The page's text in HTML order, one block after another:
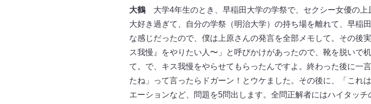
大鶴大学4年生のとき、早稲田大学の学祭で、セクシー女優の上
大好き過ぎて、自分の学祭（明治大学）の持ち場を離れて、早稲
な感じだったので、僕は上原さんの発言を全部メモして。その後
ス我慢』をやりたい人〜」と呼びかけがあったので、靴を脱いで
て。で、キス我慢をやらせてもらったんですよ。終わった後に一
たね」って言ったらドガーン！とウケました。その後に、「これ
エーションなど、問題を5問出します。全問正解者にはハイタッ